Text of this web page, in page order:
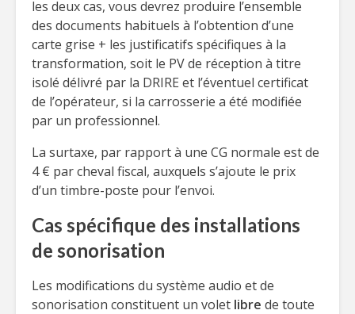
les deux cas, vous devrez produire l’ensemble
des documents habituels à l’obtention d’une
carte grise + les justificatifs spécifiques à la
transformation, soit le PV de réception à titre
isolé délivré par la DRIRE et l’éventuel certificat
de l’opérateur, si la carrosserie a été modifiée
par un professionnel.
La surtaxe, par rapport à une CG normale est de
4 € par cheval fiscal, auxquels s’ajoute le prix
d’un timbre-poste pour l’envoi.
Cas spécifique des installations
de sonorisation
Les modifications du système audio et de
sonorisation constituent un volet libre de toute